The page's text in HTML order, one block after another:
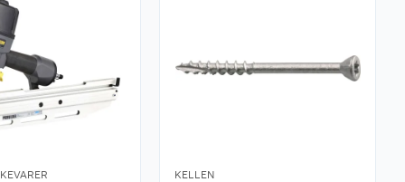
KELLEN